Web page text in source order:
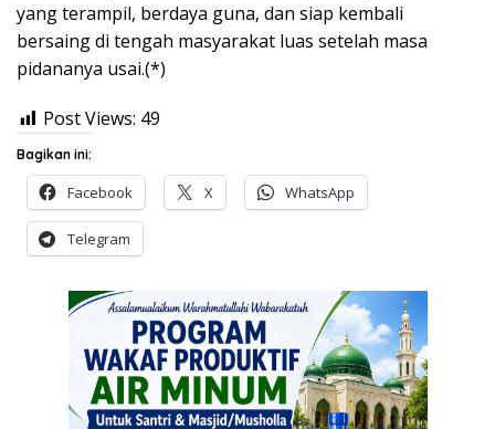
yang terampil, berdaya guna, dan siap kembali
bersaing di tengah masyarakat luas setelah masa
pidananya usai.(*)
Post Views: 49
Bagikan ini:
Facebook X WhatsApp
Telegram